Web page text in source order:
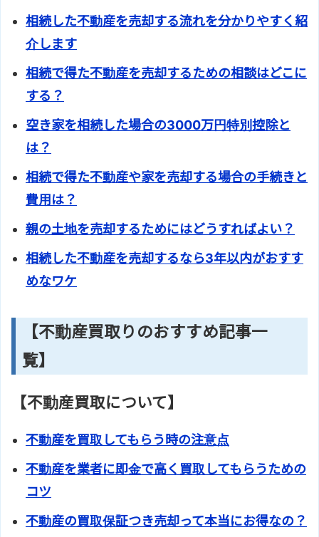
相続した不動産を売却する流れを分かりやすく紹
介します
相続で得た不動産を売却するための相談はどこに
する？
空き家を相続した場合の3000万円特別控除と
は？
相続で得た不動産や家を売却する場合の手続きと
費用は？
親の土地を売却するためにはどうすればよい？
相続した不動産を売却するなら3年以内がおすす
めなワケ
【不動産買取りのおすすめ記事一
覧】
【不動産買取について】
不動産を買取してもらう時の注意点
不動産を業者に即金で高く買取してもらうための
コツ
不動産の買取保証つき売却って本当にお得なの？